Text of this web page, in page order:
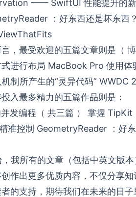
—— SwiftUI 性能提升的
：好东西还是坏东西？
，最受欢迎的五篇文章则是（
进行布局 MacBook Pro 使用体
制所产生的“灵异代码” WWDC
入最多精力的五篇作品则是：
发编程（ 共三篇 ）
掌握 TipKit
准控制 GeometryReader ：好
我所有的文章（包括中英文版
作出更多优质内容，不仅分享
的支持，期待我们在未来的日子